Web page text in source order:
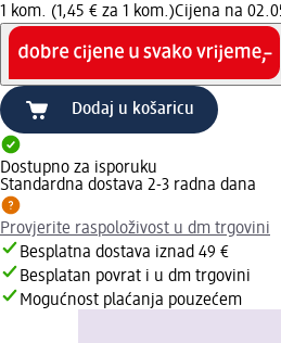
1 kom. (1,45 € za 1 kom.)Cijena na
Dodaj u košaricu
Dostupno za isporuku
Standardna dostava 2-3 radna dana
Provjerite raspoloživost u dm trgovini
Besplatna dostava iznad 49 €
Besplatan povrat i u dm trgovini
Mogućnost plaćanja pouzećem